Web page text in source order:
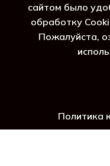
Просмотр
сайтом было
обработку
Пожалуйста,
Политика